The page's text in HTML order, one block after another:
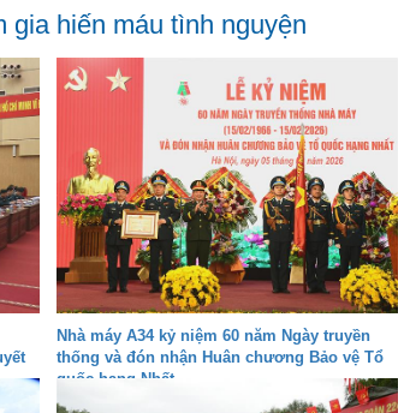
gia hiến máu tình nguyện
Nhà máy A34 kỷ niệm 60 năm Ngày truyền
thống và đón nhận Huân chương Bảo vệ Tổ
quốc hạng Nhất